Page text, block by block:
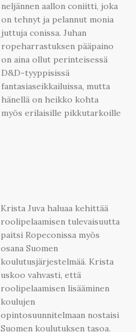
neljännen aallon coniitti, joka
on tehnyt ja pelannut monia
juttuja conissa. Juhan
ropeharrastuksen pääpaino
on aina ollut perinteisessä
D&D-tyyppisissä
fantasiaseikkailuissa, mutta
hänellä on heikko kohta
myös erilaisille pikkutarkoille
Krista Juva haluaa kehittää
roolipelaamisen tulevaisuutta
paitsi Ropeconissa myös
osana Suomen
koulutusjärjestelmää. Krista
uskoo vahvasti, että
roolipelaamisen lisääminen
koulujen
opintosuunnitelmaan nostaisi
Suomen koulutuksen tasoa.